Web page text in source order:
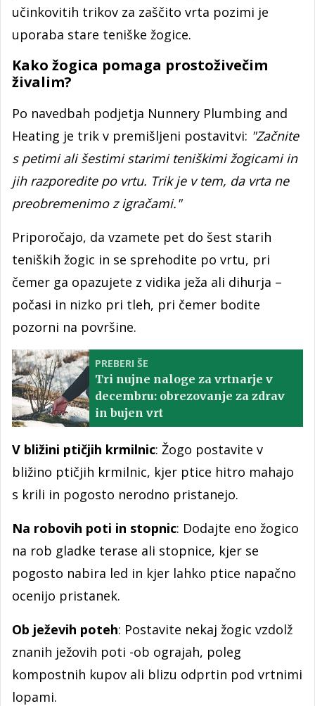
učinkovitih trikov za zaščito vrta pozimi je
uporaba stare teniške žogice.
Kako žogica pomaga prostoživečim
živalim?
Po navedbah podjetja Nunnery Plumbing and
Heating je trik v premišljeni postavitvi: "Začnite
s petimi ali šestimi starimi teniškimi žogicami in
jih razporedite po vrtu. Trik je v tem, da vrta ne
preobremenimo z igračami."
Priporočajo, da vzamete pet do šest starih
teniških žogic in se sprehodite po vrtu, pri
čemer ga opazujete z vidika ježa ali dihurja –
počasi in nizko pri tleh, pri čemer bodite
pozorni na površine.
PREBERI ŠE
Tri nujne naloge za vrtnarje v
decembru: obrezovanje za zdrav
in bujen vrt
V bližini ptičjih krmilnic: Žogo postavite v
bližino ptičjih krmilnic, kjer ptice hitro mahajo
s krili in pogosto nerodno pristanejo.
Na robovih poti in stopnic: Dodajte eno žogico
na rob gladke terase ali stopnice, kjer se
pogosto nabira led in kjer lahko ptice napačno
ocenijo pristanek.
Ob ježevih poteh: Postavite nekaj žogic vzdolž
znanih ježovih poti -ob ograjah, poleg
kompostnih kupov ali blizu odprtin pod vrtnimi
lopami.